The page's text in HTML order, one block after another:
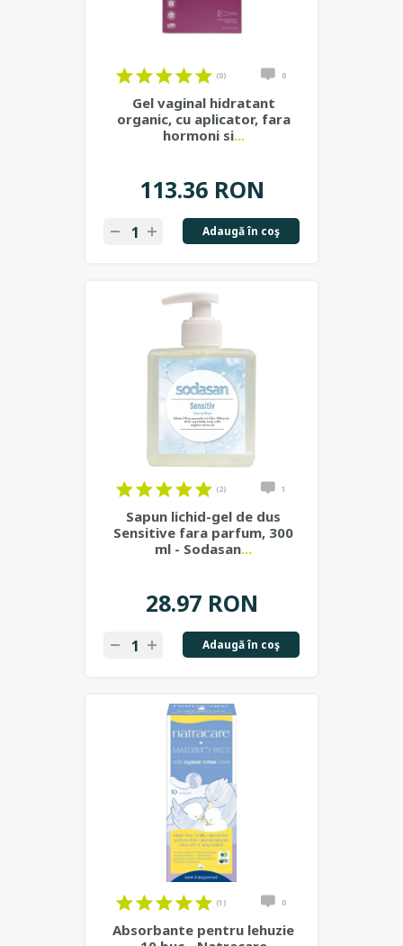
(0) 0
Gel vaginal hidratant
organic, cu aplicator, fara
hormoni si...
113.36 RON
Adaugă în coş
(2) 1
Sapun lichid-gel de dus
Sensitive fara parfum, 300
ml - Sodasan...
28.97 RON
Adaugă în coş
(1) 0
Absorbante pentru lehuzie